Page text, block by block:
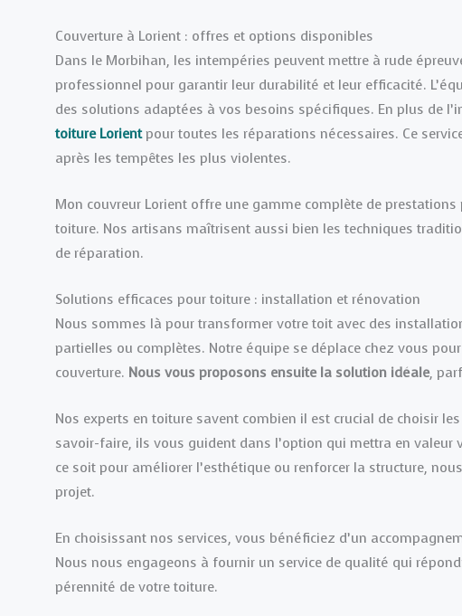
Couverture à Lorient : offres et options disponibles
Dans le Morbihan, les intempéries peuvent mettre à rude
professionnel pour garantir leur durabilité et leur efficacité.
des solutions adaptées à vos besoins spécifiques. En plus de
toiture Lorientpour toutes les réparations nécessaires. Ce
après les tempêtes les plus violentes.
Mon couvreur Lorient offre une gamme complète de
toiture. Nos artisans maîtrisent aussi bien les techniques
de réparation.
Solutions efficaces pour toiture : installation et rénovation
Nous sommes là pour transformer votre toit avec des
partielles ou complètes. Notre équipe se déplace chez vous
couverture. Nous vous proposons ensuite la solution idéale,
Nos experts en toiture savent combien il est crucial de choisir
savoir-faire, ils vous guident dans l’option qui mettra en
ce soit pour améliorer l’esthétique ou renforcer la structure,
projet.
En choisissant nos services, vous bénéficiez d’un
Nous nous engageons à fournir un service de qualité qui
pérennité de votre toiture.